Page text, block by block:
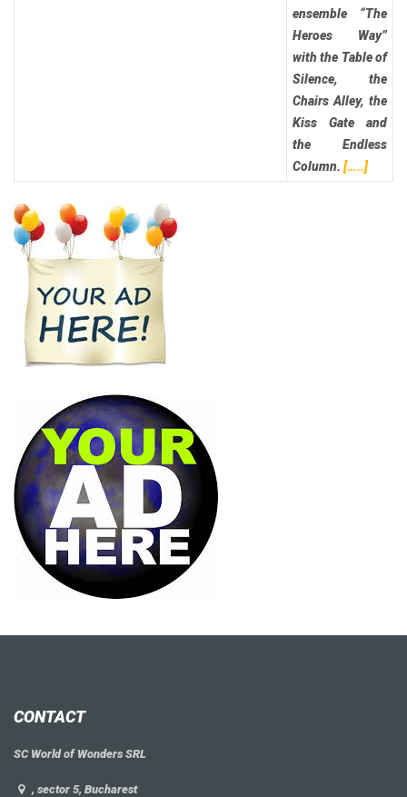
ensemble “The
Heroes Way”
with the Table of
Silence, the
Chairs Alley, the
Kiss Gate and
the Endless
Column. […..]
CONTACT
SC World of Wonders SRL
, sector 5, Bucharest